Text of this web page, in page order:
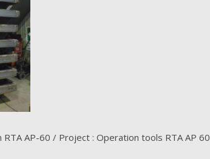
RTA AP-60 / Project : Operation tools RTA AP 60